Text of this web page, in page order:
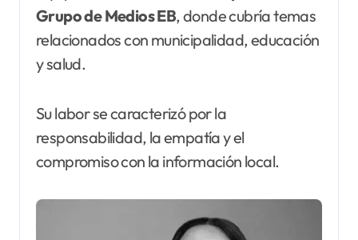
Grupo de Medios EB, donde cubría temas
relacionados con municipalidad, educación
y salud.
Su labor se caracterizó por la
responsabilidad, la empatía y el
compromiso con la información local.